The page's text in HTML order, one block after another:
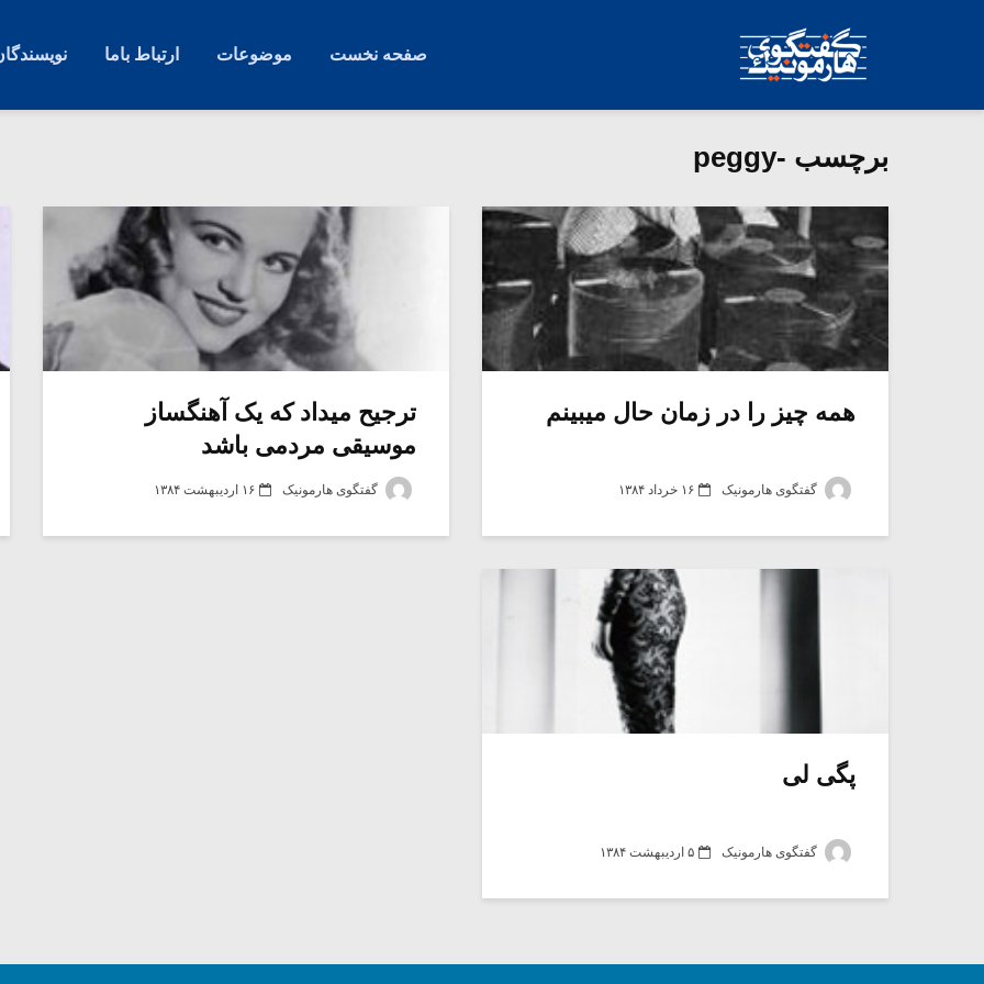
صفحه نخست موضوعات ارتباط باما
برچسب -peggy
همه چیز را در زمان حال میبینم
گفتگوی هارمونیک ۱۶ خرداد ۱۳۸۴
ترجیح میداد که یک آهنگساز
موسیقی مردمی باشد
گفتگوی هارمونیک ۱۶ اردیبهشت ۱۳۸۴
پگی لی
گفتگوی هارمونیک ۵ اردیبهشت ۱۳۸۴